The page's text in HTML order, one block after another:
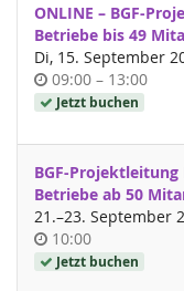
ONLINE – BGF-
Betriebe bis 49
Di, 15. September
Uhrzeit
09:00 –bis
13:00
Jetzt buchen
BGF-
Betriebe ab 50
21.–bis
23. September
Uhrzeit
10:00
Jetzt buchen